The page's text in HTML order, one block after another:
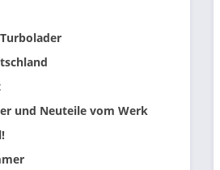
und Neuteile vom Werk